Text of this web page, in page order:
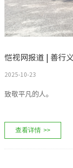
2025-10-23
致敬平凡的人。
查看详情 >>